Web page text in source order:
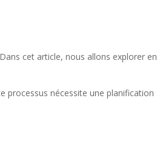
cet article, nous allons explorer en
processus nécessite une planification